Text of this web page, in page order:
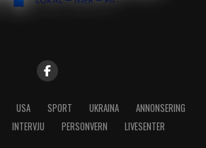
USA SPORT UKRAINA
ANNONSERING
INTERVJU PERSONVERN LIVESENTER